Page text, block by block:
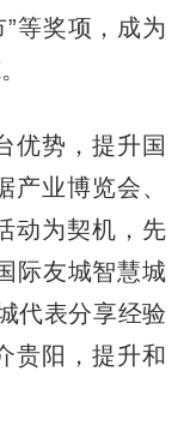
等奖项，成为
势，提升国
业博览会、
动为契机，先
际友城智慧城
代表分享经验
贵阳，提升和